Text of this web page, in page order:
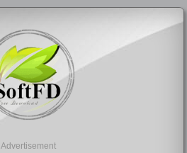
Advertisement